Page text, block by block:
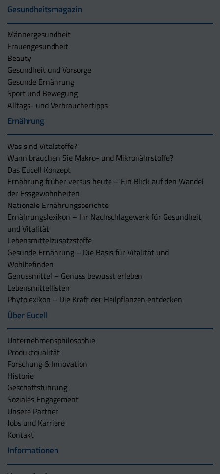
Gesundheitsmagazin
Männergesundheit
Frauengesundheit
Beauty
Gesundheit und Vorsorge
Gesunde Ernährung
Sport und Bewegung
Alltags- und Verbrauchertipps
Ernährung
Was sind Vitalstoffe?
Wann brauchen Sie Makro- und Mikronährstoffe?
Das Eucell Konzept
Ernährung früher versus heute – Ein Blick auf den Wandel
der Essgewohnheiten
Nationale Ernährungsberichte
Ernährungslexikon – Ihr Nachschlagewerk für Gesundheit
und Vitalität
Lebensmittelzusatzstoffe
Gesunde Ernährung – Die Basis für Vitalität und
Wohlbefinden
Genussmittel – Genuss bewusst erleben
Lebensmittellisten
Phytolexikon – Die Kraft der Heilpflanzen entdecken
Über Eucell
Unternehmens­philosophie
Produktqualität
Forschung & Innovation
Historie
Geschäftsführung
Soziales Engagement
Unsere Partner
Jobs und Karriere
Kontakt
Informationen